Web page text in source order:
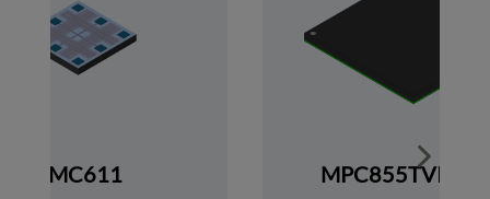
HMC611 Show